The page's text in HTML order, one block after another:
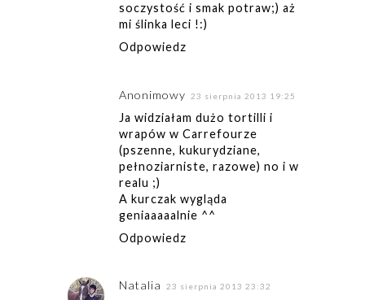
soczystość i smak potraw;) aż
mi ślinka leci !:)
Odpowiedz
Anonimowy 23 sierpnia 2013 19:25
Ja widziałam dużo tortilli i
wrapów w Carrefourze
(pszenne, kukurydziane,
pełnoziarniste, razowe) no i w
realu ;)
A kurczak wygląda
geniaaaaalnie ^^
Odpowiedz
Natalia 23 sierpnia 2013 23:32